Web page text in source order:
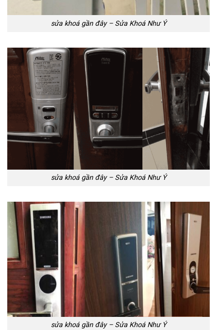
sửa khoá gần đây – Sửa Khoá Như Ý
sửa khoá gần đây – Sửa Khoá Như Ý
sửa khoá gần đây – Sửa Khoá Như Ý